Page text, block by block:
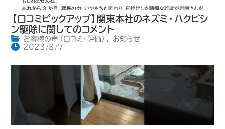
【口コミピックアップ】関東本社のネズミ・ハクビシ
ン駆除に関してのコメント
お客様の声（口コミ・評価）
お知らせ
2023/8/7